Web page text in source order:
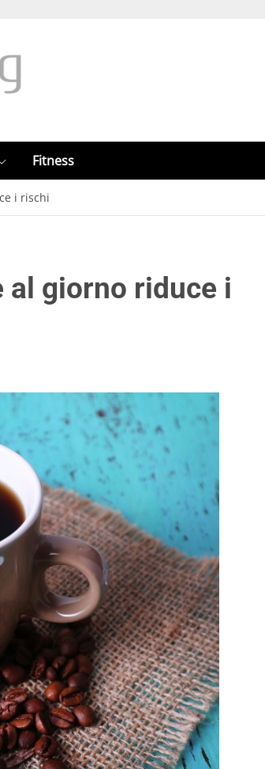
Fitness
i rischi
al giorno riduce i